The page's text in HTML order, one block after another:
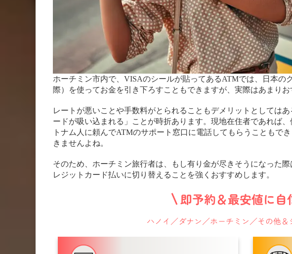
ホーチミン市内で、VISAのシールが貼ってあるATMでは、日本の
際）を使ってお金を引き下ろすこともできますが、実際はあまりお
レートが悪いことや手数料がとられることもデメリットとしては
ードが吸い込まれる」ことが時折あります。現地在住者であれば
トナム人に頼んでATMのサポート窓口に電話してもらうこともで
きませんよね。
そのため、ホーチミン旅行者は、もし有り金が尽きそうになった
レジットカード払いに切り替えることを強くおすすめします。